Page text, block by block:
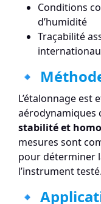
Conditions
d’humidité
Traçabilité
🔹
L’étalonnage est
aérodynamiques
stabilité et
mesures sont
pour déterminer
l’instrument testé.
🔹